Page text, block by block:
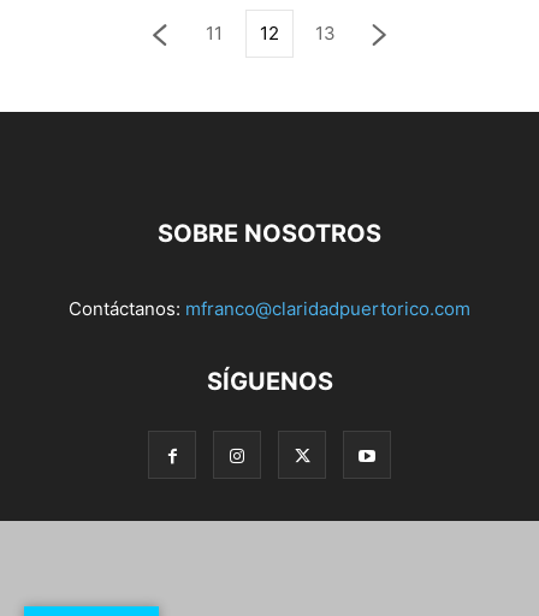
11 12 13
SOBRE NOSOTROS
Contáctanos: mfranco@claridadpuertorico.com
SÍGUENOS